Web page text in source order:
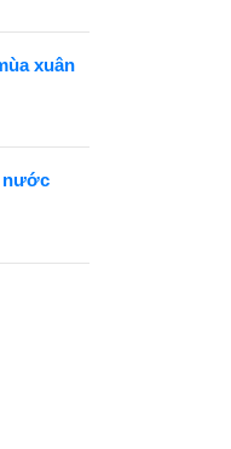
xuân
nước